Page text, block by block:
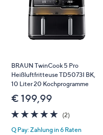
BRAUN TwinCook 5 Pro
Heißluftfritteuse TD5073I BK,
10 Liter 20 Kochprogramme
€ 199,99
5.0
von
5
(2)
Q Pay: Zahlung in 6 Raten